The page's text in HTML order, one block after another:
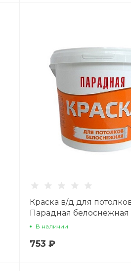
Краска в/д для
Парадная белоснежная
В наличии
753 ₽